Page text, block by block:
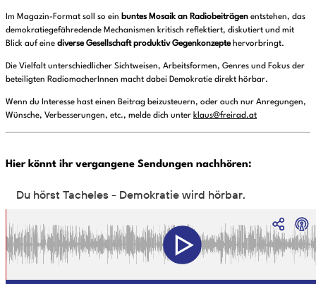
Im Magazin-Format soll so ein buntes Mosaik an Radiobeiträgen entstehen, das
demokratiegefähredende Mechanismen kritisch reflektiert, diskutiert und mit
Blick auf eine diverse Gesellschaft produktiv Gegenkonzeptehervorbringt.
Die Vielfalt unterschiedlicher Sichtweisen, Arbeitsformen, Genres und Fokus der
beteiligten RadiomacherInnen macht dabei Demokratie direkt hörbar.
Wenn du Interesse hast einen Beitrag beizusteuern, oder auch nur Anregungen,
Wünsche, Verbesserungen, etc., melde dich unter klaus@freirad.at
Hier könnt ihr vergangene Sendungen nachhören: